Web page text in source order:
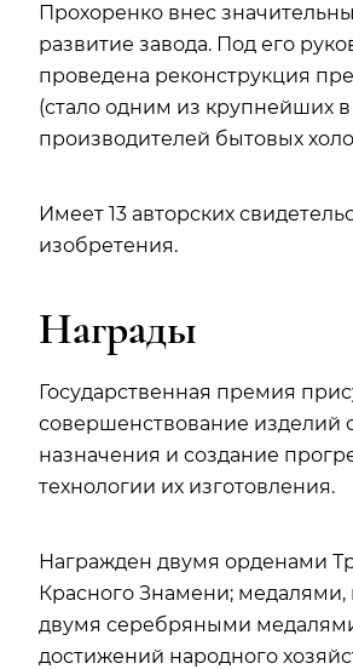
Прохоренко внес
развитие завода. Под его
проведена реконструкция
(стало одним из крупнейших
производителей бытовых
Имеет 13 авторских
изобретения.
Награды
Государственная премия
совершенствование изделий
назначения и создание
технологии их изготовления.
Награжден двумя орденами
Красного Знамени; медалями,
двумя серебряными
достижений народного